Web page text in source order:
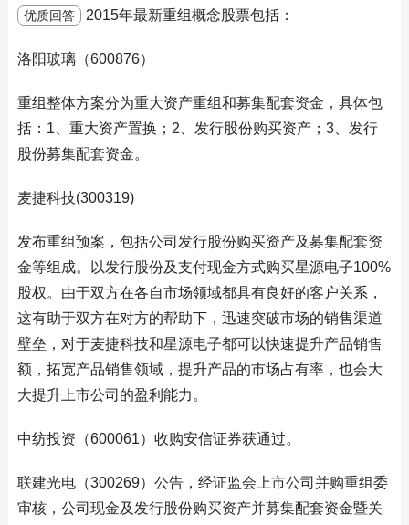
优质回答 2015年最新重组概念股票包括：
洛阳玻璃（600876）
重组整体方案分为重大资产重组和募集配套资金，具体包
括：1、重大资产置换；2、发行股份购买资产；3、发行
股份募集配套资金。
麦捷科技(300319)
发布重组预案，包括公司发行股份购买资产及募集配套资
金等组成。以发行股份及支付现金方式购买星源电子100%
股权。由于双方在各自市场领域都具有良好的客户关系，
这有助于双方在对方的帮助下，迅速突破市场的销售渠道
壁垒，对于麦捷科技和星源电子都可以快速提升产品销售
额，拓宽产品销售领域，提升产品的市场占有率，也会大
大提升上市公司的盈利能力。
中纺投资（600061）收购安信证券获通过。
联建光电（300269）公告，经证监会上市公司并购重组委
审核，公司现金及发行股份购买资产并募集配套资金暨关